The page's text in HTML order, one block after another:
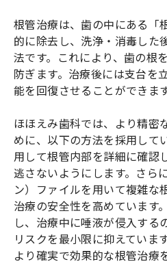
根管治療は、歯の中にある「
的に除去し、洗浄・消毒した
法です。これにより、歯の根
防ぎます。治療後には支台を
能を回復させることができます
ほほえみ歯科では、より精密
めに、以下の方法を採用して
用して根管内部を詳細に確認
逃さないようにします。さら
ン）ファイルを用いて複雑な
治療の安全性を高めています
し、治療中に唾液が侵入する
リスクを最小限に抑えていま
より確実で効果的な根管治療